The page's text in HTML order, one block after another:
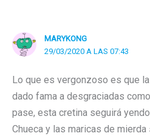
MARYKONG
29/03/2020 A LAS 07:43
Lo que es vergonzoso es que
dado fama a desgraciadas
pase, esta cretina seguirá
Chueca y las maricas de